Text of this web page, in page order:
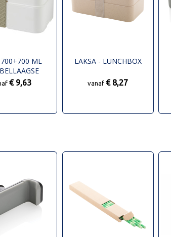
ML
€ 9,63
LAKSA - LUNCHBOX
vanaf€ 8,27